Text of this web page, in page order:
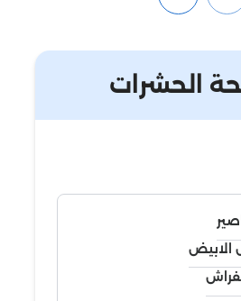
الحشرات
الابيض